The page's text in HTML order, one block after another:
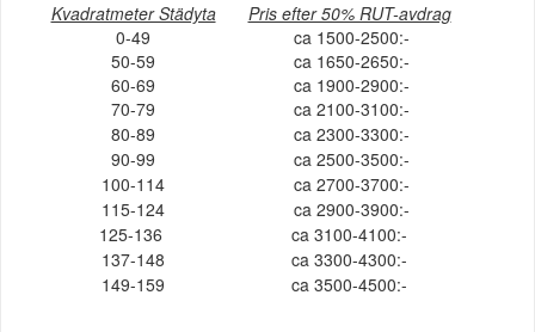
Kvadratmeter Städyta
Pris efter 50% RUT-avdrag
0-49
ca 1500-2500:-
50-59
ca 1650-2650:-
60-69
ca 1900-2900:-
70-79
ca 2100-3100:-
80-89
ca 2300-3300:-
90-99
ca 2500-3500:-
100-114
ca 2700-3700:-
115-124
ca 2900-3900:-
125-136
ca 3100-4100:-
137-148
ca 3300-4300:-
149-159
ca 3500-4500:-